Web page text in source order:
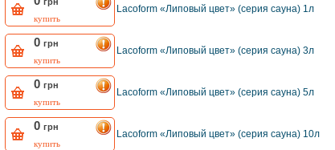
купить
Lacoform «Липовый цвет» (серия сауна) 1л
0 грн
купить
Lacoform «Липовый цвет» (серия сауна) 3л
0 грн
купить
Lacoform «Липовый цвет» (серия сауна) 5л
0 грн
купить
Lacoform «Липовый цвет» (серия сауна) 10л